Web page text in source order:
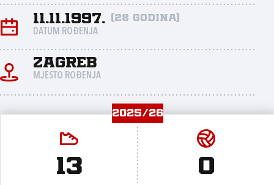
11.11.1997. (28 godina)
DATUM ROĐENJA
Zagreb
MJESTO ROĐENJA
2025/26
13 0